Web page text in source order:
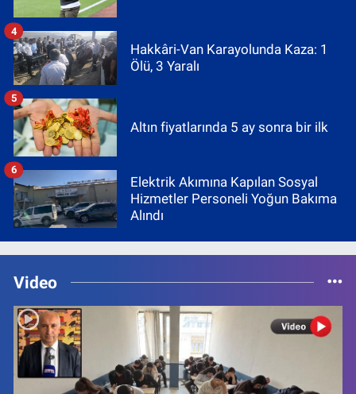
Hakkâri-Van Karayolunda Kaza: 1
Ölü, 3 Yaralı
4
Altın fiyatlarında 5 ay sonra bir ilk
5
Elektrik Akımına Kapılan Sosyal
Hizmetler Personeli Yoğun Bakıma
Alındı
6
Video